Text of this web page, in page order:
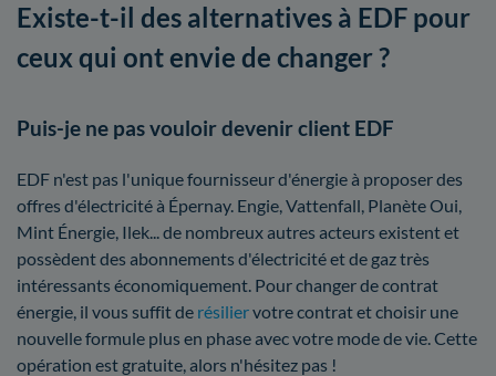
Existe-t-il des alternatives à EDF pour
ceux qui ont envie de changer ?
Puis-je ne pas vouloir devenir client EDF
EDF n'est pas l'unique fournisseur d'énergie à proposer des
offres d'électricité à Épernay. Engie, Vattenfall, Planète Oui,
Mint Énergie, Ilek... de nombreux autres acteurs existent et
possèdent des abonnements d'électricité et de gaz très
intéressants économiquement. Pour changer de contrat
énergie, il vous suffit de résiliervotre contrat et choisir une
nouvelle formule plus en phase avec votre mode de vie. Cette
opération est gratuite, alors n'hésitez pas !